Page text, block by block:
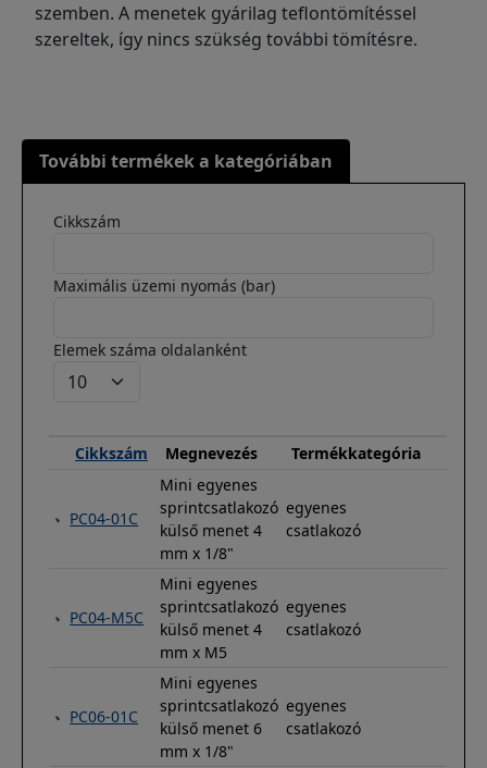
szemben. A menetek gyárilag teflontömítéssel
szereltek, így nincs szükség további tömítésre.
További termékek a kategóriában
Cikkszám
Maximális üzemi nyomás (bar)
Elemek száma oldalanként
Cikkszám Megnevezés Termékkategória
PC04-01C
Mini egyenes
sprintcsatlakozó
külső menet 4
mm x 1/8"
egyenes
csatlakozó
PC04-M5C
Mini egyenes
sprintcsatlakozó
külső menet 4
mm x M5
egyenes
csatlakozó
PC06-01C
Mini egyenes
sprintcsatlakozó
külső menet 6
mm x 1/8"
egyenes
csatlakozó